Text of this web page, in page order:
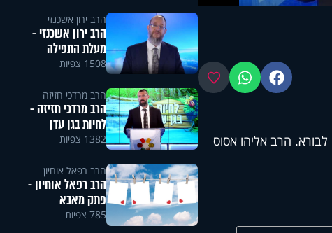
פייסבוקווטסאפ מועדפים
הרב אליהו אסוס
הרב ירון אשכנזי
הרב ירון אשכנזי -
מעלת התפילה
1508 צפיות
הרב מרדכי חזיזה
הרב מרדכי חזיזה -
לחיות בגן עדן
1382 צפיות
הרב רפאל אוחיון
הרב רפאל אוחיון -
פתק מאבא
785 צפיות